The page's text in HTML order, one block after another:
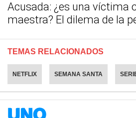
Acusada: ¿es una víctima
maestra? El dilema de la
TEMAS RELACIONADOS
NETFLIX SEMANA SANTA